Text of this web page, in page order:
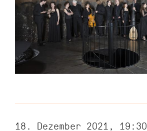
18. Dezember 2021, 19:30